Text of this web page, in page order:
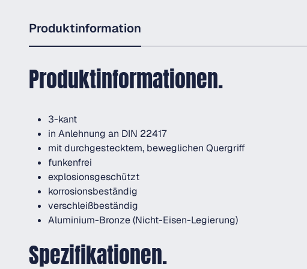
Produktinformation
Produktinformationen.
3-kant
in Anlehnung an DIN 22417
mit durchgestecktem, beweglichen Quergriff
funkenfrei
explosionsgeschützt
korrosionsbeständig
verschleißbeständig
Aluminium-Bronze (Nicht-Eisen-Legierung)
Spezifikationen.